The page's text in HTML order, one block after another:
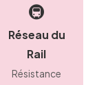
🚇
Réseau du
Rail
Résistance